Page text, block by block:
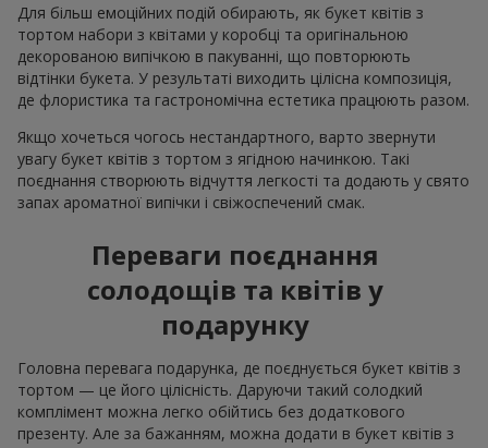
Для більш емоційних подій обирають, як букет квітів з
тортом набори з квітами у коробці та оригінальною
декорованою випічкою в пакуванні, що повторюють
відтінки букета. У результаті виходить цілісна композиція,
де флористика та гастрономічна естетика працюють разом.
Якщо хочеться чогось нестандартного, варто звернути
увагу букет квітів з тортом з ягідною начинкою. Такі
поєднання створюють відчуття легкості та додають у свято
запах ароматної випічки і свіжоспечений смак.
Переваги поєднання
солодощів та квітів у
подарунку
Головна перевага подарунка, де поєднується букет квітів з
тортом — це його цілісність. Даруючи такий солодкий
комплімент можна легко обійтись без додаткового
презенту. Але за бажанням, можна додати в букет квітів з